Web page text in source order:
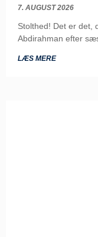
7. AUGUST 2026
Stolthed! Det er det,
Abdirahman efter
LÆS MERE